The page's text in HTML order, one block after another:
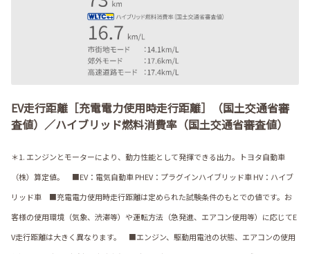
EV走行距離［充電電力使用時走行距離］（国土交通省審
査値）／ハイブリッド燃料消費率（国土交通省審査値）
＊1. エンジンとモーターにより、動力性能として発揮できる出力。トヨタ自動車
（株）算定値。 ■EV：電気自動車 PHEV：プラグインハイブリッド車 HV：ハイブ
リッド車 ■充電電力使用時走行距離は定められた試験条件のもとでの値です。お
客様の使用環境（気象、渋滞等）や運転方法（急発進、エアコン使用等）に応じてE
V走行距離は大きく異なります。 ■エンジン、駆動用電池の状態、エアコンの使用